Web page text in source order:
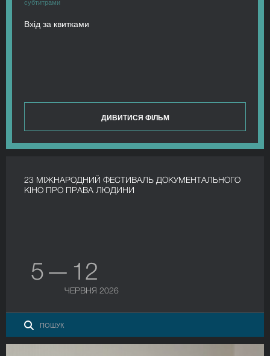
Вхід за квитками
ДИВИТИСЯ ФІЛЬМ
23 МІЖНАРОДНИЙ ФЕСТИВАЛЬ ДОКУМЕНТАЛЬНОГО
КІНО ПРО ПРАВА ЛЮДИНИ
5 — 12
ЧЕРВНЯ 2026